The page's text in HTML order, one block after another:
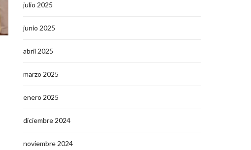
julio 2025
junio 2025
abril 2025
marzo 2025
enero 2025
diciembre 2024
noviembre 2024